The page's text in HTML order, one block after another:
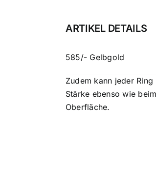
ARTIKEL DETAILS
585/- Gelbgold
Zudem kann jeder
Stärke ebenso wie
Oberfläche.